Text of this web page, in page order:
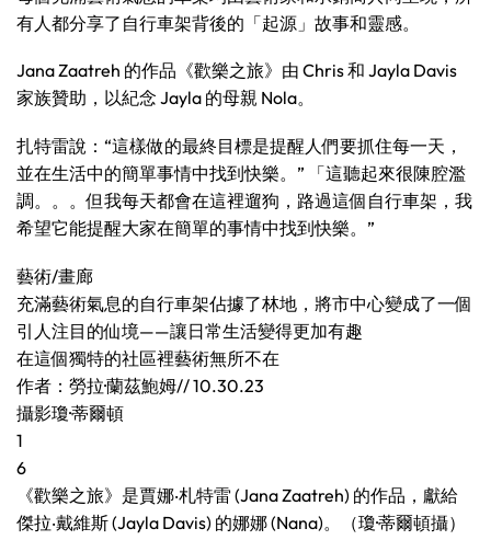
有人都分享了自行車架背後的「起源」故事和靈感。
Jana Zaatreh 的作品《歡樂之旅》由 Chris 和 Jayla Davis
家族贊助，以紀念 Jayla 的母親 Nola。
扎特雷說：“這樣做的最終目標是提醒人們要抓住每一天，
並在生活中的簡單事情中找到快樂。” 「這聽起來很陳腔濫
調。。。但我每天都會在這裡遛狗，路過這個自行車架，我
希望它能提醒大家在簡單的事情中找到快樂。”
藝術/畫廊
充滿藝術氣息的自行車架佔據了林地，將市中心變成了一個
引人注目的仙境——讓日常生活變得更加有趣
在這個獨特的社區裡藝術無所不在
作者：勞拉·蘭茲鮑姆// 10.30.23
攝影瓊·蒂爾頓
1
6
《歡樂之旅》是賈娜‧札特雷 (Jana Zaatreh) 的作品，獻給
傑拉‧戴維斯 (Jayla Davis) 的娜娜 (Nana)。（瓊·蒂爾頓攝）